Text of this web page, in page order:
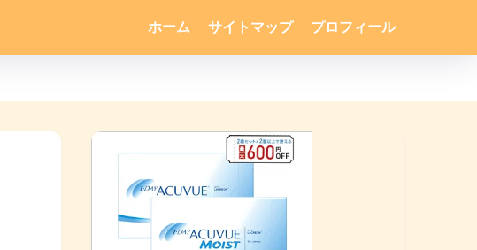
ホーム サイトマップ プロフィール